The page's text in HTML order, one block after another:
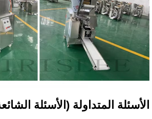
المتداولة (الأسئلة الشائعة)